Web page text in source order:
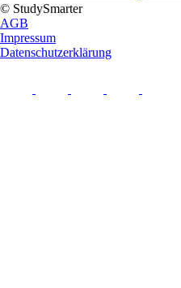
© StudySmarter
AGB
Impressum
Datenschutzerklärung